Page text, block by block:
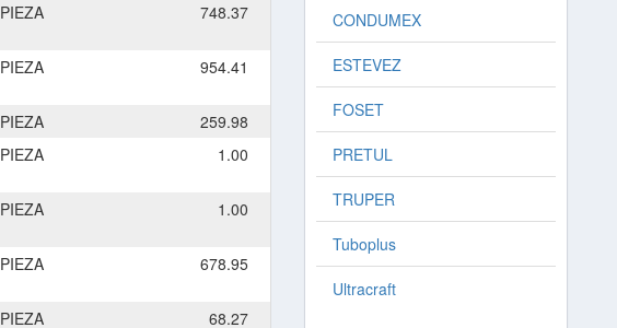
PIEZA 748.37
PIEZA 954.41
PIEZA
259.98
PIEZA 1.00
PIEZA 1.00
PIEZA 678.95
PIEZA 68.27
CONDUMEX
ESTEVEZ
FOSET
PRETUL
TRUPER
Tuboplus
Ultracraft